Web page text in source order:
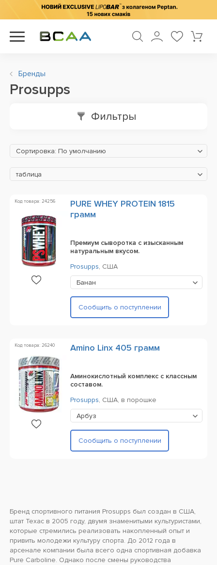
Бренды
Prosupps
Фильтры
Сортировка: По умолчанию
таблица
Код товара: 24256
PURE WHEY PROTEIN 1815
грамм
Премиум сыворотка с изысканным
натуральным вкусом.
Prosupps, США
Банан
Сообщить о поступлении
Код товара: 26240 Amino Linx 405 грамм
Аминокислотный комплекс с классным
составом.
Prosupps, США, в порошке
Арбуз
Сообщить о поступлении
Бренд спортивного питания Prosupps был создан в США,
штат Техас в 2005 году, двумя знаменитыми культуристами,
которые стремились реализовать накопленный опыт и
привить молодежи культуру спорта. До 2012 года в
арсенале компании была всего одна спортивная добавка
Pure Carboline. Однако после смены руководства